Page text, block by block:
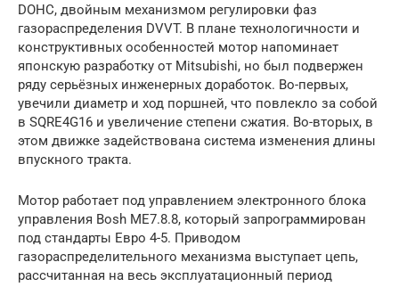
DOHC, двойным механизмом регулировки фаз
газораспределения DVVT. В плане технологичности и
конструктивных особенностей мотор напоминает
японскую разработку от Mitsubishi, но был подвержен
ряду серьёзных инженерных доработок. Во-первых,
увечили диаметр и ход поршней, что повлекло за собой
в SQRE4G16 и увеличение степени сжатия. Во-вторых, в
этом движке задействована система изменения длины
впускного тракта.
Мотор работает под управлением электронного блока
управления Bosh ME7.8.8, который запрограммирован
под стандарты Евро 4-5. Приводом
газораспределительного механизма выступает цепь,
рассчитанная на весь эксплуатационный период